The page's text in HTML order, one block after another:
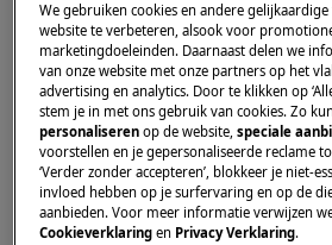
Solution
Conservez toujours les
(à forte odeur) emballés.
Nettoyez les étagères,
de la porte avec un
Essuyez soigneusement
We gebruiken cookies en andere
website te verbeteren, alsook voor
marketingdoeleinden. Daarnaast delen we
van onze website met onze partners op het
advertising en analytics. Door te klikken op
stem je in met ons gebruik van cookies. Zo
personaliseren op de website,speciale
voorstellen en je gepersonaliseerde reclame
‘Verder zonder accepteren’, blokkeer je niet-
invloed hebben op je surfervaring en op de
aanbieden. Voor meer informatie verwijzen
Cookieverklaring en Privacy Verklaring.